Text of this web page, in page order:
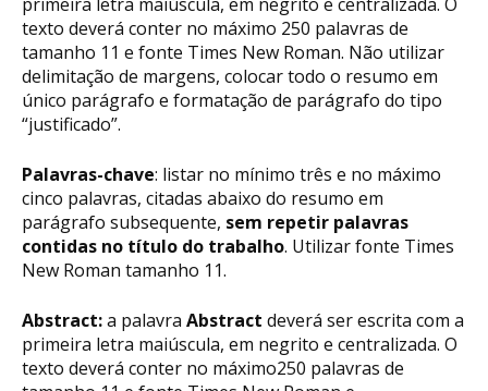
texto deverá conter no máximo 250 palavras de
tamanho 11 e fonte Times New Roman. Não utilizar
delimitação de margens, colocar todo o resumo em
único parágrafo e formatação de parágrafo do tipo
“justificado”.
Palavras-chave: listar no mínimo três e no máximo
cinco palavras, citadas abaixo do resumo em
parágrafo subsequente, sem repetir palavras
contidas no título do trabalho. Utilizar fonte Times
New Roman tamanho 11.
Abstract:a palavra Abstract deverá ser escrita com a
primeira letra maiúscula, em negrito e centralizada. O
texto deverá conter no máximo250 palavras de